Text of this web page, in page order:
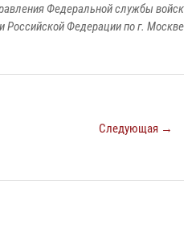
Федеральной службы войск
Российской Федерации по г. Москве
Следующая →